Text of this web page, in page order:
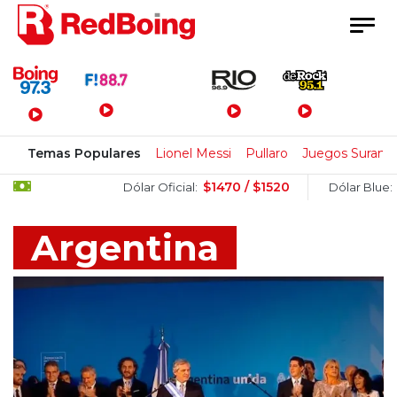
Menú Principal
Temas Populares Lionel Messi Pullaro Juegos
Dólar Oficial: $1470 / $1520 Dólar Blue: $1505 /
Argentina